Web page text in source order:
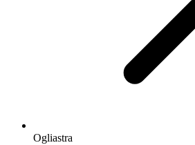
Ogliastra